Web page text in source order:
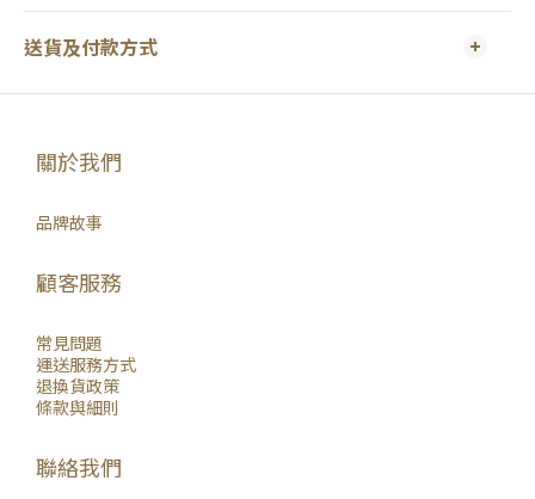
送貨及付款方式
關於我們
品牌故事
顧客服務
常見問題
運送服務方式
退換貨政策
條款與細則
聯絡我們